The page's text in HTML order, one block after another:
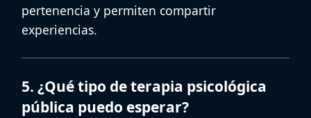
pertenencia y permiten compartir
experiencias.
5. ¿Qué tipo de terapia psicológica
pública puedo esperar?